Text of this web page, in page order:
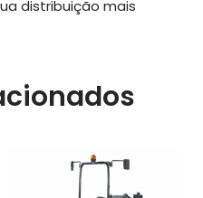
distribuição mais